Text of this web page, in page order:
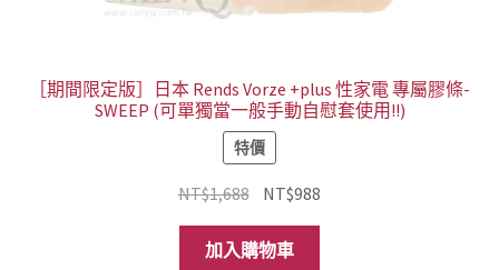
［期間限定版］日本 Rends Vorze +plus 性家電 專屬膠條-
SWEEP (可單獨當一般手動自慰套使用!!)
特價
NT$1,688 原
價
NT$988
加入購物車